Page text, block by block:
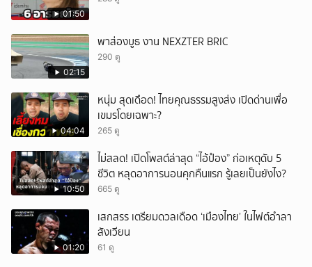
01:50
02:15
พาส่องบูธ งาน NEXZTER BRIC
290 ดู
04:04
หนุ่ม สุดเดือด! ไทยคุณธรรมสูงส่ง เปิดด่านเพื่อ
เขมรโดยเฉพาะ?
265 ดู
10:50
ไม่สลด! เปิดโพสต์ล่าสุด “ไอ้ป๋อง” ก่อเหตุดับ 5
ชีวิต หลุดอาการนอนคุกคืนแรก รู้เลยเป็นยังไง?
665 ดู
01:20
เสกสรร เตรียมดวลเดือด ‘เมืองไทย’ ในไฟต์อำลา
สังเวียน
61 ดู